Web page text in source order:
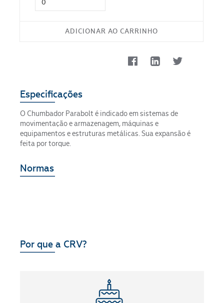
ADICIONAR AO CARRINHO
Especificações
O Chumbador Parabolt é indicado em sistemas de
movimentação e armazenagem, máquinas e
equipamentos e estruturas metálicas. Sua expansão é
feita por torque.
Normas
Por que a CRV?